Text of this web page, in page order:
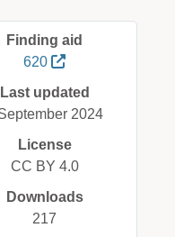
Finding aid
620
Last updated
2024
License
CC BY 4.0
Downloads
217